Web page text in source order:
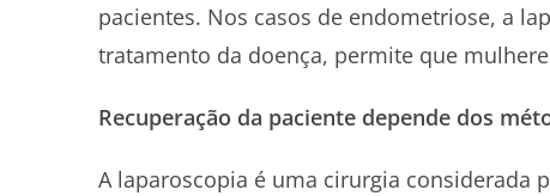
pacientes. Nos casos de endometriose, a
tratamento da doença, permite que
Recuperação da paciente depende dos
A laparoscopia é uma cirurgia considerada